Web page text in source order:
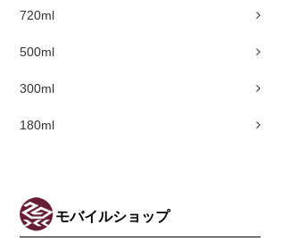
720ml
500ml
300ml
180ml
モバイルショップ